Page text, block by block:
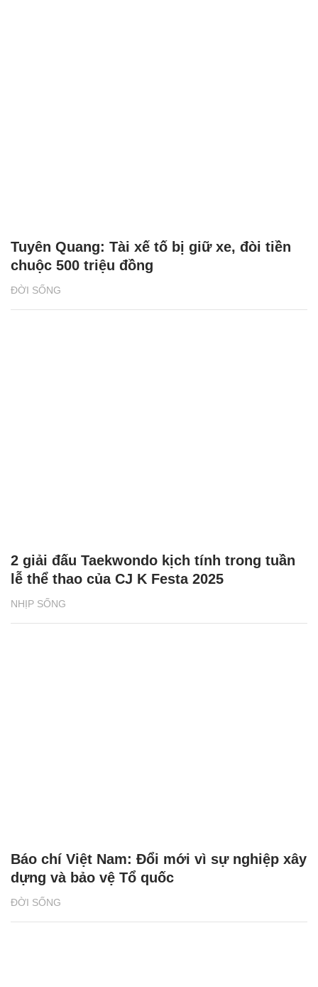
ĐỜI SỐNG
Tuyên Quang: Tài xế tố bị giữ xe, đòi tiền
chuộc 500 triệu đồng
NHỊP SỐNG
2 giải đấu Taekwondo kịch tính trong tuần
lễ thể thao của CJ K Festa 2025
ĐỜI SỐNG
Báo chí Việt Nam: Đổi mới vì sự nghiệp xây
dựng và bảo vệ Tổ quốc